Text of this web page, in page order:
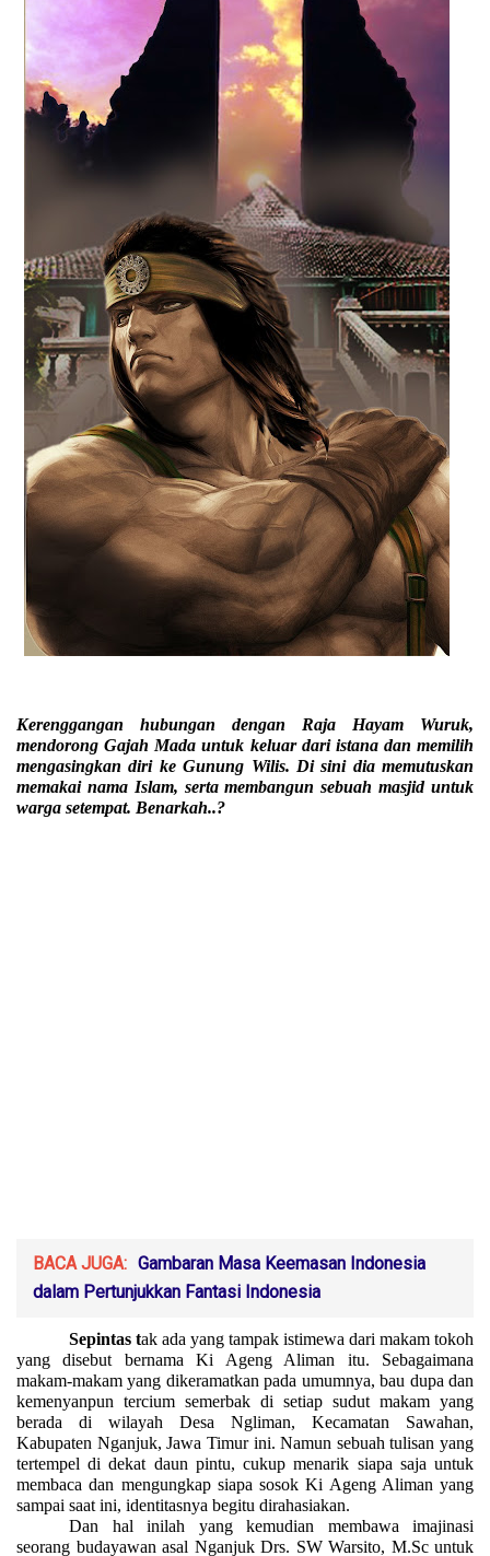
Kerenggangan hubungan dengan Raja Hayam Wuruk,
mendorong Gajah Mada untuk keluar dari istana dan memilih
mengasingkan diri ke Gunung Wilis. Di sini dia memutuskan
memakai nama Islam, serta membangun sebuah masjid untuk
warga setempat. Benarkah..?
BACA JUGA: Gambaran Masa Keemasan Indonesia
dalam Pertunjukkan Fantasi Indonesia
Sepintas tak ada yang tampak istimewa dari makam tokoh
yang disebut bernama Ki Ageng Aliman itu. Sebagaimana
makam-makam yang dikeramatkan pada umumnya, bau dupa dan
kemenyanpun tercium semerbak di setiap sudut makam yang
berada di wilayah Desa Ngliman, Kecamatan Sawahan,
Kabupaten Nganjuk, Jawa Timur ini. Namun sebuah tulisan yang
tertempel di dekat daun pintu, cukup menarik siapa saja untuk
membaca dan mengungkap siapa sosok Ki Ageng Aliman yang
sampai saat ini, identitasnya begitu dirahasiakan.
Dan hal inilah yang kemudian membawa imajinasi
seorang budayawan asal Nganjuk Drs. SW Warsito, M.Sc untuk